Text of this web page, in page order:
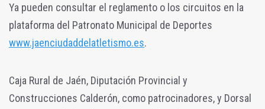
Ya pueden consultar el reglamento o los circuitos en la
plataforma del Patronato Municipal de Deportes
www.jaenciudaddelatletismo.es.
Caja Rural de Jaén, Diputación Provincial y
Construcciones Calderón, como patrocinadores, y Dorsal